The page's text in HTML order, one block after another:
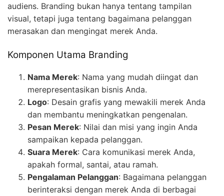
audiens. Branding bukan hanya tentang tampilan
visual, tetapi juga tentang bagaimana pelanggan
merasakan dan mengingat merek Anda.
Komponen Utama Branding
Nama Merek: Nama yang mudah diingat dan
merepresentasikan bisnis Anda.
Logo: Desain grafis yang mewakili merek Anda
dan membantu meningkatkan pengenalan.
Pesan Merek: Nilai dan misi yang ingin Anda
sampaikan kepada pelanggan.
Suara Merek: Cara komunikasi merek Anda,
apakah formal, santai, atau ramah.
Pengalaman Pelanggan: Bagaimana pelanggan
berinteraksi dengan merek Anda di berbagai